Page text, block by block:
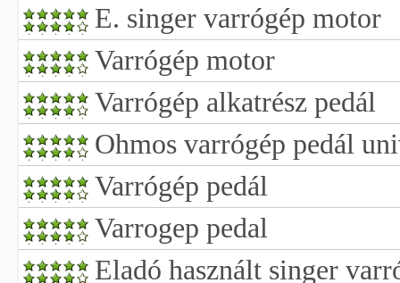
E. singer varrógép motor
Varrógép motor
Varrógép alkatrész pedál
Ohmos varrógép pedál
Varrógép pedál
Varrogep pedal
Eladó használt singer